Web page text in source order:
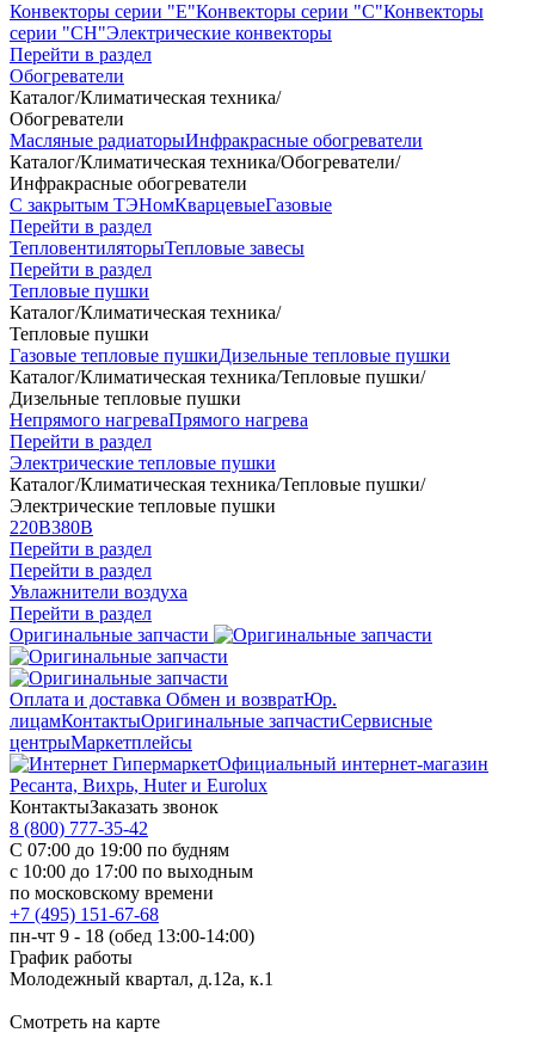
Конвекторы серии "Е"Конвекторы серии "С"Конвекторы
серии "СН"Электрические конвекторы
Перейти в раздел
Обогреватели
Каталог/Климатическая техника/
Обогреватели
Масляные радиаторыИнфракрасные обогреватели
Каталог/Климатическая техника/Обогреватели/
Инфракрасные обогреватели
С закрытым ТЭНомКварцевыеГазовые
Перейти в раздел
ТепловентиляторыТепловые завесы
Перейти в раздел
Тепловые пушки
Каталог/Климатическая техника/
Тепловые пушки
Газовые тепловые пушкиДизельные тепловые пушки
Каталог/Климатическая техника/Тепловые пушки/
Дизельные тепловые пушки
Непрямого нагреваПрямого нагрева
Перейти в раздел
Электрические тепловые пушки
Каталог/Климатическая техника/Тепловые пушки/
Электрические тепловые пушки
220В380В
Перейти в раздел
Перейти в раздел
Увлажнители воздуха
Перейти в раздел
Оригинальные запчасти
Оплата и доставка Обмен и возвратЮр.
лицамКонтактыОригинальные запчастиСервисные
центрыМаркетплейсы
Официальный интернет-магазин
Ресанта, Вихрь, Huter и Eurolux
КонтактыЗаказать звонок
8 (800) 777-35-42
С 07:00 до 19:00 по будням
с 10:00 до 17:00 по выходным
по московскому времени
+7 (495) 151-67-68
пн-чт 9 - 18 (обед 13:00-14:00)
График работы
Молодежный квартал, д.12а, к.1
Смотреть на карте